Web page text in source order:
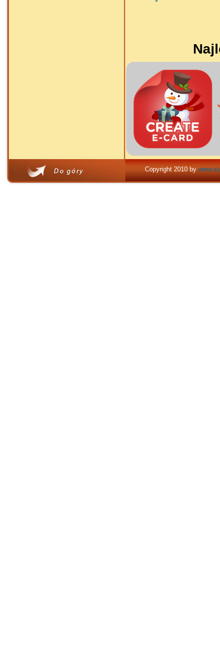
Copyright 2010 by